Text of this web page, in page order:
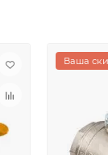
Ваша